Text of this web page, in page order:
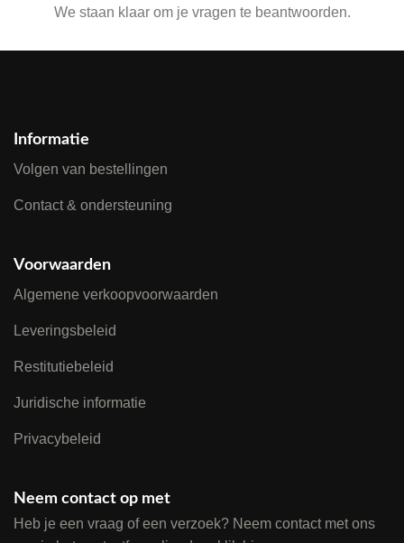
We staan klaar om je vragen te beantwoorden.
Informatie
Volgen van bestellingen
Contact & ondersteuning
Voorwaarden
Algemene verkoopvoorwaarden
Leveringsbeleid
Restitutiebeleid
Juridische informatie
Privacybeleid
Neem contact op met
Heb je een vraag of een verzoek? Neem contact met ons